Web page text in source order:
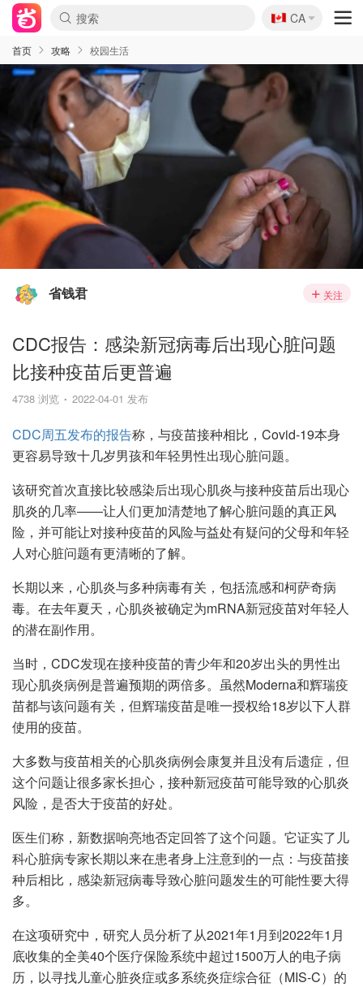
🇨🇦
CA
首页 攻略 校园生活
省钱君 关注
CDC报告：感染新冠病毒后出现心脏问题
比接种疫苗后更普遍
4738 浏览 2022-04-01 发布
CDC周五发布的报告称，与疫苗接种相比，Covid-19本身
更容易导致十几岁男孩和年轻男性出现心脏问题。
该研究首次直接比较感染后出现心肌炎与接种疫苗后出现心
肌炎的几率——让人们更加清楚地了解心脏问题的真正风
险，并可能让对接种疫苗的风险与益处有疑问的父母和年轻
人对心脏问题有更清晰的了解。
长期以来，心肌炎与多种病毒有关，包括流感和柯萨奇病
毒。在去年夏天，心肌炎被确定为mRNA新冠疫苗对年轻人
的潜在副作用。
当时，CDC发现在接种疫苗的青少年和20岁出头的男性出
现心肌炎病例是普遍预期的两倍多。虽然Moderna和辉瑞疫
苗都与该问题有关，但辉瑞疫苗是唯一授权给18岁以下人群
使用的疫苗。
大多数与疫苗相关的心肌炎病例会康复并且没有后遗症，但
这个问题让很多家长担心，接种新冠疫苗可能导致的心肌炎
风险，是否大于疫苗的好处。
医生们称，新数据响亮地否定回答了这个问题。它证实了儿
科心脏病专家长期以来在患者身上注意到的一点：与疫苗接
种后相比，感染新冠病毒导致心脏问题发生的可能性要大得
多。
在这项研究中，研究人员分析了从2021年1月到2022年1月
底收集的全美40个医疗保险系统中超过1500万人的电子病
历，以寻找儿童心脏炎症或多系统炎症综合征（MIS-C）的